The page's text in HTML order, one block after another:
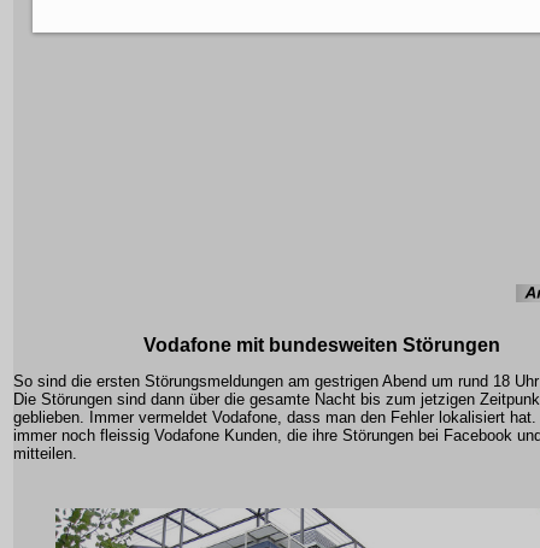
Vodafone mit bundesweiten Störungen
So sind die ersten Störungsmeldungen am gestrigen Abend um rund 18
Die Störungen sind dann über die gesamte Nacht bis zum jetzigen
geblieben. Immer vermeldet Vodafone, dass man den Fehler lokalisiert
immer noch fleissig Vodafone Kunden, die ihre Störungen bei Facebook
mitteilen.